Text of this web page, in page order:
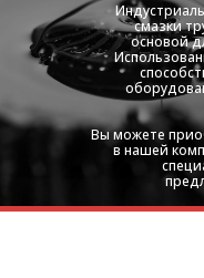
смазки
основой
Вы можете
в нашей